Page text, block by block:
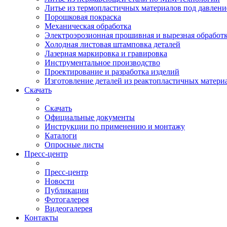
Литье из термопластичных материалов под
Порошковая покраска
Механическая обработка
Электроэрозионная прошивная и вырезная
Холодная листовая штамповка деталей
Лазерная маркировка и гравировка
Инструментальное производство
Проектирование и разработка изделий
Изготовление деталей из реактопластичных
Скачать
Скачать
Официальные документы
Инструкции по применению и монтажу
Каталоги
Опросные листы
Пресс-центр
Пресс-центр
Новости
Публикации
Фотогалерея
Видеогалерея
Контакты